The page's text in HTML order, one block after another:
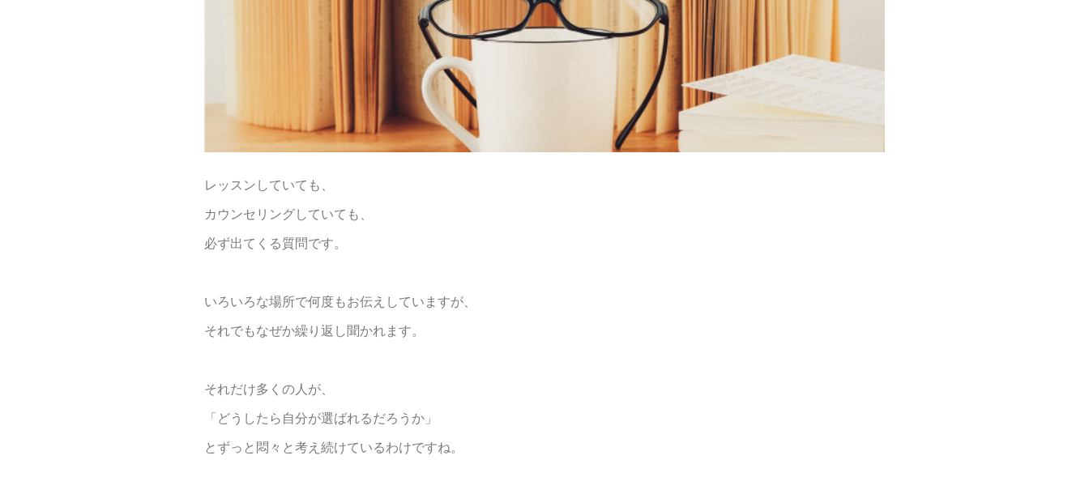
レッスンしていても、
カウンセリングしていても、
必ず出てくる質問です。
いろいろな場所で何度もお伝えしていますが、
それでもなぜか繰り返し聞かれます。
それだけ多くの人が、
「どうしたら自分が選ばれるだろうか」
とずっと悶々と考え続けているわけですね。